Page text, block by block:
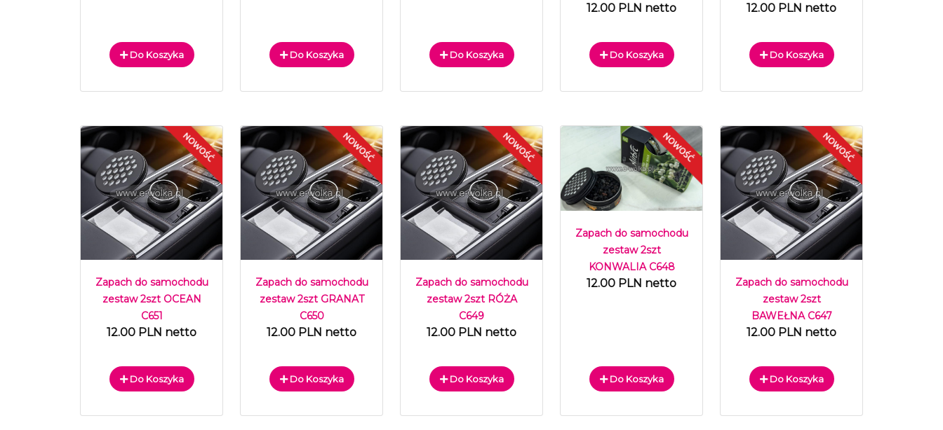
Do Koszyka Do Koszyka Do Koszyka
12.00 PLN netto
Do Koszyka
12.00 PLN netto
Do Koszyka
Zapach do samochodu
zestaw 2szt OCEAN
C651
12.00 PLN netto
Do Koszyka
Zapach do samochodu
zestaw 2szt GRANAT
C650
12.00 PLN netto
Do Koszyka
Zapach do samochodu
zestaw 2szt RÓŻA
C649
12.00 PLN netto
Do Koszyka
Zapach do samochodu
zestaw 2szt
KONWALIA C648
12.00 PLN netto
Do Koszyka
Zapach do samochodu
zestaw 2szt
BAWEŁNA C647
12.00 PLN netto
Do Koszyka